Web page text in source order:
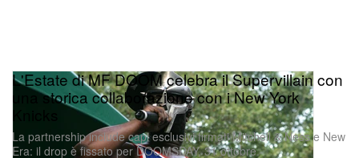
L'Estate di MF DOOM celebra il Supervillain con
una storica collaborazione con i New York
La partnership include capi esclusivi firmati Mitchell & Ness e New
Era: il drop è fissato per DOOMSDAY, 31 ottobre.